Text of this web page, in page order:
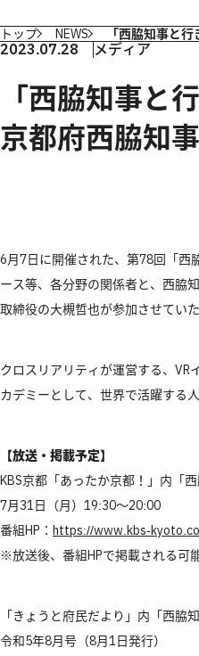
トップ NEWS 「西脇知事と
2023.07.28 メディア
「西脇知事と
京都府西脇知
6月7日に開催された、第78回「西
ース等、各分野の関係者と、西脇
取締役の大槻哲也が参加させていた
クロスリアリティが運営する、VR
カデミーとして、世界で活躍する
【放送 ・ 掲載予定】
KBS京都「あったか京都！」内「
7月31日（月）19:30～20:00
番組HP： https://www.kbs-
※放送後、番組HPで掲載される可
「きょうと府民だより」内「西脇
令和5年8月号（8月1日発行）